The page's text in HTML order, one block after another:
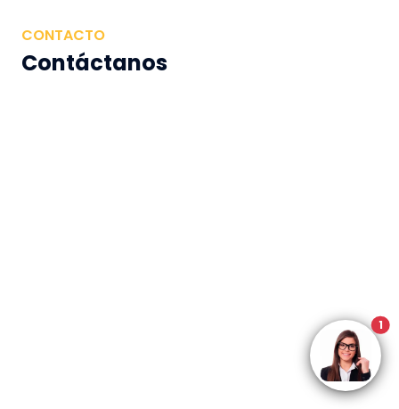
CONTACTO
Contáctanos
1